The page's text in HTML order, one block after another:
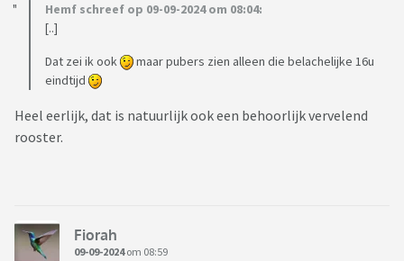
Hemf schreef op 09-09-2024 om 08:04:
[..]
Dat zei ik ook
maar pubers zien alleen die belachelijke 16u
eindtijd
Heel eerlijk, dat is natuurlijk ook een behoorlijk vervelend
rooster.
Fiorah
09-09-2024om 08:59